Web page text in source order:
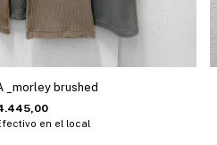
_morley brushed
en el local